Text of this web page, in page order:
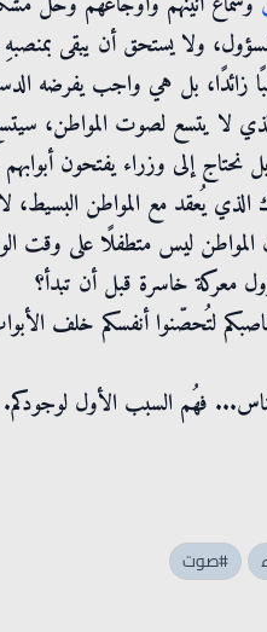
ولا يستحق أن يبقى
زائدًا، بل هي واجب يفرضه
لا يتسع لصوت المواطن،
إلى وزراء يفتحون
يُعقد مع المواطن البسيط،
ليس متطفلًا على وقت
معركة خاسرة قبل أن تبدأ؟
لتُحصّنوا أنفسكم خلف
فهُم السبب الأول لوجودكم.
#صوت